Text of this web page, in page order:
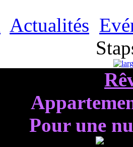
Actualités
Pour une